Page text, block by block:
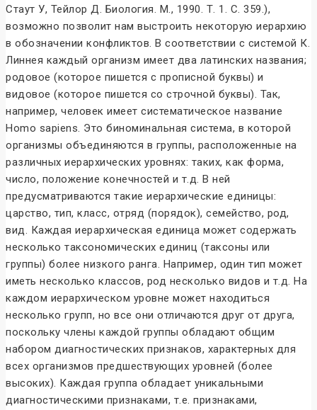
Стаут У, Тейлор Д. Биология. М., 1990. Т. 1. С. 359.),
возможно позволит нам выстроить некоторую иерархию
в обозначении конфликтов. В соответствии с системой К.
Линнея каждый организм имеет два латинских названия;
родовое (которое пишется с прописной буквы) и
видовое (которое пишется со строчной буквы). Так,
например, человек имеет систематическое название
Homo sapiens. Это биноминальная система, в которой
организмы объединяются в группы, расположенные на
различных иерархических уровнях: таких, как форма,
число, положение конечностей и т.д. В ней
предусматриваются такие иерархические единицы:
царство, тип, класс, отряд (порядок), семейство, род,
вид. Каждая иерархическая единица может содержать
несколько таксономических единиц (таксоны или
группы) более низкого ранга. Например, один тип может
иметь несколько классов, род несколько видов и т.д. На
каждом иерархическом уровне может находиться
несколько групп, но все они отличаются друг от друга,
поскольку члены каждой группы обладают общим
набором диагностических признаков, характерных для
всех организмов предшествующих уровней (более
высоких). Каждая группа обладает уникальными
диагностическими признаками, т.е. признаками,